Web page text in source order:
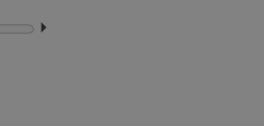
⏵︎